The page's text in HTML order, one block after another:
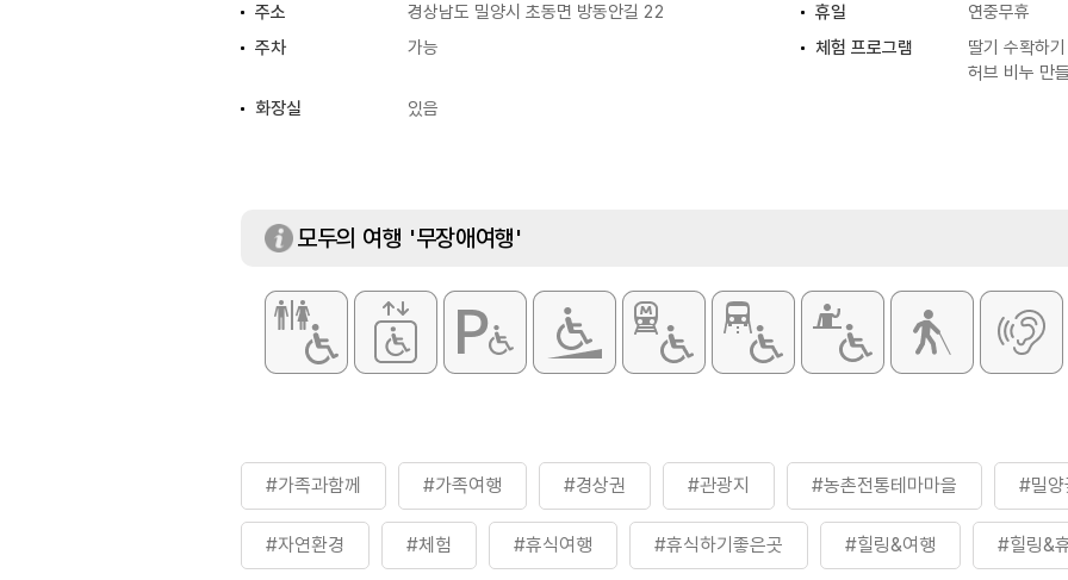
주소
경상남도 밀양시 초동면 방동안길 22 휴일
연중무휴
주차
가능 체험 프로그램
딸기 수확하
허브 비누 만
화장실
있음
모두의 여행 '무장애여행'
#가족과함께 #가족여행 #경상권 #관광지 #농촌전통테마마을 #밀양
#자연환경 #체험 #휴식여행 #휴식하기좋은곳 #힐링&여행 #힐링&